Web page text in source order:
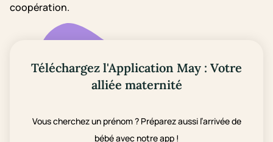
coopération.
Téléchargez l'Application May : Votre
alliée maternité
Vous cherchez un prénom ? Préparez aussi l’arrivée de
bébé avec notre app !